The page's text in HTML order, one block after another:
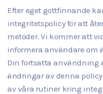
Efter eget gottfinnande
integritetspolicy för att
metoder. Vi kommer att
informera användare om
Din fortsatta användning
ändringar av denna
av våra rutiner kring